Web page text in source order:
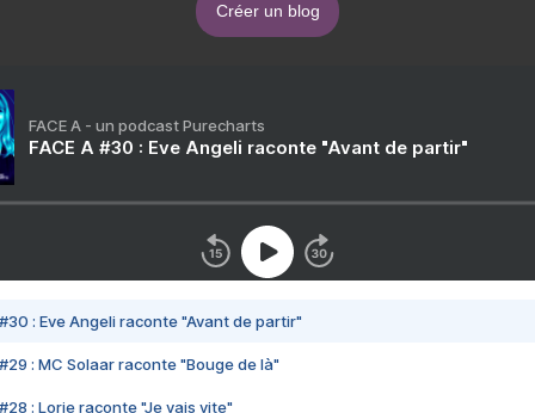
Créer un blog
FACE A - un podcast Purecharts
FACE A #30 : Eve Angeli raconte "Avant de partir"
#30 : Eve Angeli raconte "Avant de partir"
#29 : MC Solaar raconte "Bouge de là"
#28 : Lorie raconte "Je vais vite"